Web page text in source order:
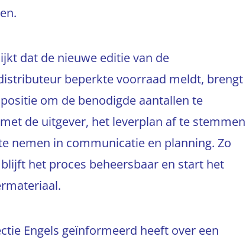
dat de nieuwe editie van de
beperkte voorraad meldt, brengt
om de benodigde aantallen te
de uitgever, het leverplan af te stemmen
nemen in communicatie en planning. Zo
het proces beheersbaar en start het
Engels geïnformeerd heeft over een